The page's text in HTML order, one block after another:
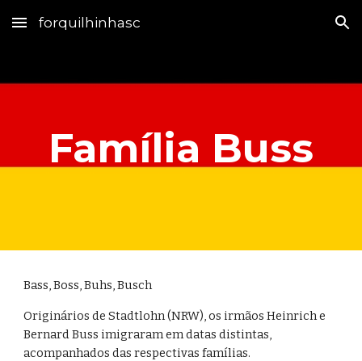
Skip to main content Skip to navigation
forquilhinhasc
Família Buss
Bass, Boss, Buhs, Busch
Originários de Stadtlohn (NRW), os irmãos Heinrich e
Bernard Buss imigraram em datas distintas,
acompanhados das respectivas famílias.